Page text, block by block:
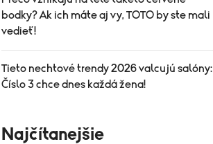
bodky? Ak ich máte aj vy, TOTO by ste mali
vedieť!
Tieto nechtové trendy 2026 valcujú salóny:
Číslo 3 chce dnes každá žena!
Najčítanejšie